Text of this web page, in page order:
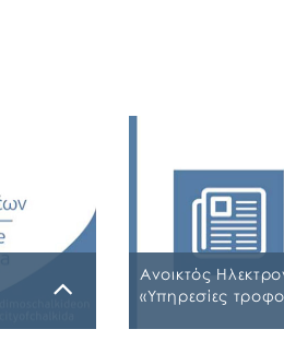
Ανοικτός
«Υπηρεσίες